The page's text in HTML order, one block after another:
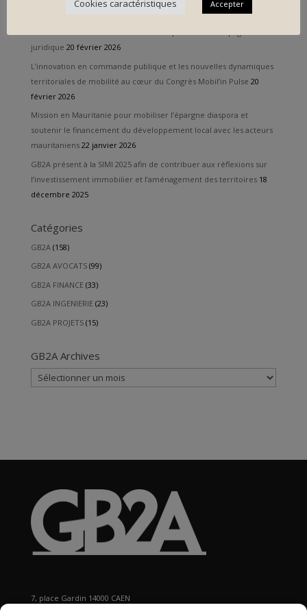
GB2A désigné attributaire de six lots stratégiques par la Chambre
juridique 20 février 2026
L’innovation en commande publique et les nouvelles dynamiques
territoriales de mobilité au cœur du Congrès Mobil’in Pulse 20
février 2026
Mission en Mauritanie pour mobiliser l’épargne diaspora et
soutenir le financement du développement local avec les acteurs
mauritaniens 22 janvier 2026
GB2A présent à la SIMI 2025 afin de contribuer aux réflexions sur
l’investissement immobilier et l’aménagement des territoires 18
décembre 2025
Catégories
GB2A(158)
GB2A AVOCATS(99)
GB2A FINANCE(33)
GB2A INGENIERIE(23)
GB2A PROJETS(15)
GB2A Archives
GB2A
Archives
7, place Gardin 14000 CAEN
Cookies caractéristiques Accepter